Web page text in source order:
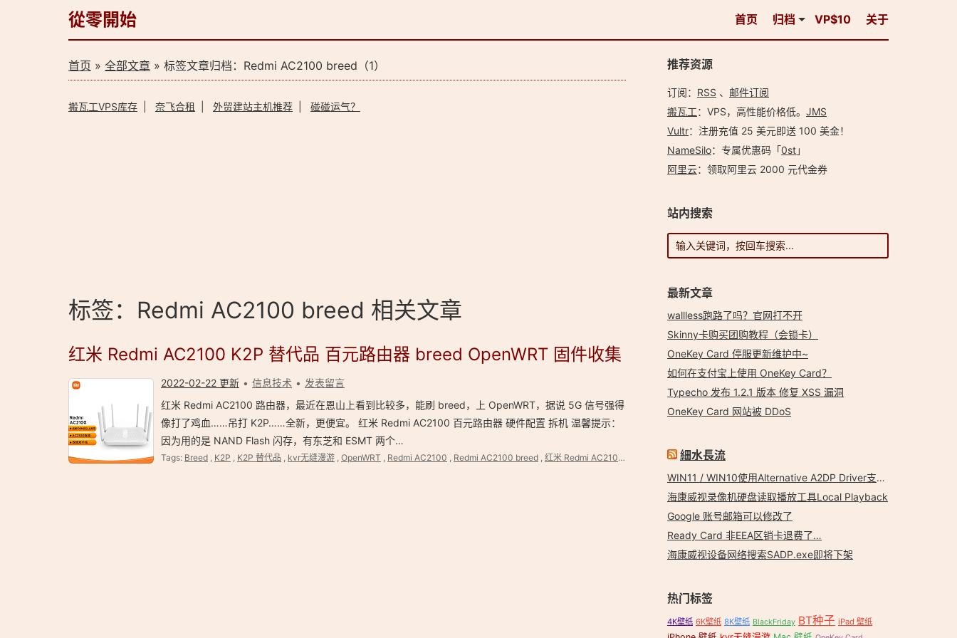
從零開始 首页 归档 VP$10 关于
首页 » 全部文章 » 标签文章归档：Redmi AC2100 breed（1）
搬瓦工VPS库存 奈飞合租 外贸建站主机推荐 碰碰运气？
标签：Redmi AC2100 breed 相关文章
红米 Redmi AC2100 K2P 替代品 百元路由器 breed OpenWRT 固件收集
2022-02-22 更新 信息技术
发表留言
红米 Redmi AC2100 路由器，最近在恩山上看到比较多，能刷 breed，上 OpenWRT，据说 5G 信号强得
像打了鸡血……吊打 K2P……全新，更便宜。 红米 Redmi AC2100 百元路由器 硬件配置 拆机 温馨提示：
因为用的是 NAND Flash 闪存，有东芝和 ESMT 两个…
Tags: Breed , K2P , K2P 替代品 , kvr无缝漫游 , OpenWRT , Redmi AC2100 , Redmi AC2100 breed , 红米 Redmi AC2100 固件大全 红米路由器,路由器
推荐资源
订阅： RSS 、 邮件订阅
搬瓦工：VPS，高性能价格低。️ JMS
Vultr：注册充值 25 美元即送 100 美金！
NameSilo：专属优惠码「0st」
阿里云：领取阿里云 2000 元代金券
站内搜索
最新文章
wallless跑路了吗？官网打不开
Skinny卡购买团购教程（会锁卡）
OneKey Card 停服更新维护中~
如何在支付宝上使用 OneKey Card？
Typecho 发布 1.2.1 版本 修复 XSS 漏洞
OneKey Card 网站被 DDoS
細水長流
WIN11 / WIN10使用Alternative A2DP Driver支持LDAC
海康威视录像机硬盘读取播放工具Local Playback
Google 账号邮箱可以修改了
Ready Card 非EEA区销卡退费了…
海康威视设备网络搜索SADP.exe即将下架
热门标签
4K壁纸 6K壁纸 8K壁纸 BlackFriday BT种子 iPad 壁纸